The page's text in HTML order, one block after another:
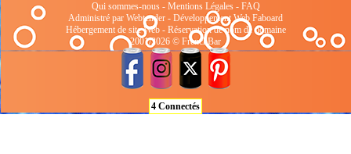
Qui sommes-nous- Mentions Légales- FAQ
Administré par Webtender - Développement Web Faboard
Hébergement de site Web- Réservation de nom de domaine
2001/2026 © FrenchBar
4 Connectés